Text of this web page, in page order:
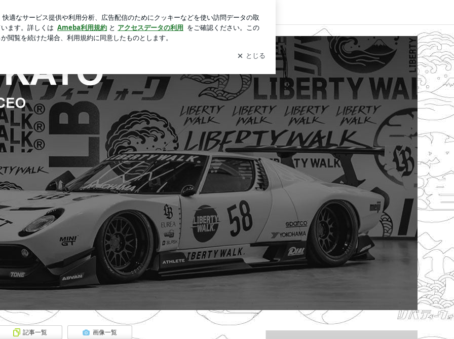
した。 | リバティーウォーク代表シャコタンコヤジの「今日のワンポイント」
ログイン
記事一覧 画像一覧